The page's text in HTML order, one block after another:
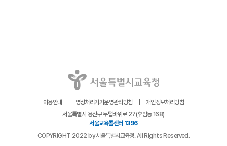
이용안내 영상처리기기운영관리방침
개인정보처리방침
서울특별시 용산구 두텁바위로 27(후암동 168)
서울교육콜센터 1396
COPYRIGHT 2022 by 서울특별시교육청. All Rights Reserved.